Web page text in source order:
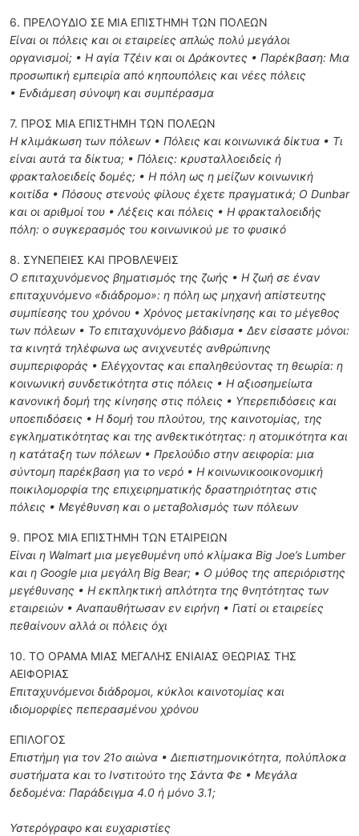
6. ΠΡΕΛΟΥΔΙΟ ΣΕ ΜΙΑ ΕΠΙΣΤΗΜΗ ΤΩΝ ΠΟΛΕΩΝ
Είναι οι πόλεις και οι εταιρείες απλώς πολύ μεγάλοι
οργανισμοί; • Η αγία Τζέιν και οι Δράκοντες • Παρέκβαση: Μια
προσωπική εμπειρία από κηπουπόλεις και νέες πόλεις
• Ενδιάμεση σύνοψη και συμπέρασμα
7. ΠΡΟΣ ΜΙΑ ΕΠΙΣΤΗΜΗ ΤΩΝ ΠΟΛΕΩΝ
Η κλιμάκωση των πόλεων • Πόλεις και κοινωνικά δίκτυα • Τι
είναι αυτά τα δίκτυα; • Πόλεις: κρυσταλλοειδείς ή
φρακταλοειδείς δομές; • Η πόλη ως η μείζων κοινωνική
κοιτίδα • Πόσους στενούς φίλους έχετε πραγματικά; Ο Dunbar
και οι αριθμοί του • Λέξεις και πόλεις • Η φρακταλοειδής
πόλη: ο συγκερασμός του κοινωνικού με το φυσικό
8. ΣΥΝΕΠΕΙΕΣ ΚΑΙ ΠΡΟΒΛΕΨΕΙΣ
Ο επιταχυνόμενος βηματισμός της ζωής • Η ζωή σε έναν
επιταχυνόμενο «διάδρομο»: η πόλη ως μηχανή απίστευτης
συμπίεσης του χρόνου • Χρόνος μετακίνησης και το μέγεθος
των πόλεων • Το επιταχυνόμενο βάδισμα • Δεν είσαστε μόνοι:
τα κινητά τηλέφωνα ως ανιχνευτές ανθρώπινης
συμπεριφοράς • Ελέγχοντας και επαληθεύοντας τη θεωρία: η
κοινωνική συνδετικότητα στις πόλεις • Η αξιοσημείωτα
κανονική δομή της κίνησης στις πόλεις • Υπερεπιδόσεις και
υποεπιδόσεις • Η δομή του πλούτου, της καινοτομίας, της
εγκληματικότητας και της ανθεκτικότητας: η ατομικότητα και
η κατάταξη των πόλεων • Πρελούδιο στην αειφορία: μια
σύντομη παρέκβαση για το νερό • Η κοινωνικοοικονομική
ποικιλομορφία της επιχειρηματικής δραστηριότητας στις
πόλεις • Μεγέθυνση και ο μεταβολισμός των πόλεων
9. ΠΡΟΣ ΜΙΑ ΕΠΙΣΤΗΜΗ ΤΩΝ ΕΤΑΙΡΕΙΩΝ
Είναι η Walmart μια μεγεθυμένη υπό κλίμακα Big Joe’s Lumber
και η Google μια μεγάλη Big Bear; • Ο μύθος της απεριόριστης
μεγέθυνσης • Η εκπληκτική απλότητα της θνητότητας των
εταιρειών • Αναπαυθήτωσαν εν ειρήνη • Γιατί οι εταιρείες
πεθαίνουν αλλά οι πόλεις όχι
10. ΤΟ ΟΡΑΜΑ ΜΙΑΣ ΜΕΓΑΛΗΣ ΕΝΙΑΙΑΣ ΘΕΩΡΙΑΣ ΤΗΣ
ΑΕΙΦΟΡΙΑΣ
Επιταχυνόμενοι διάδρομοι, κύκλοι καινοτομίας και
ιδιομορφίες πεπερασμένου χρόνου
ΕΠΙΛΟΓΟΣ
Επιστήμη για τον 21ο αιώνα • Διεπιστημονικότητα, πολύπλοκα
συστήματα και το Ινστιτούτο της Σάντα Φε • Μεγάλα
δεδομένα: Παράδειγμα 4.0 ή μόνο 3.1;
Υστερόγραφο και ευχαριστίες